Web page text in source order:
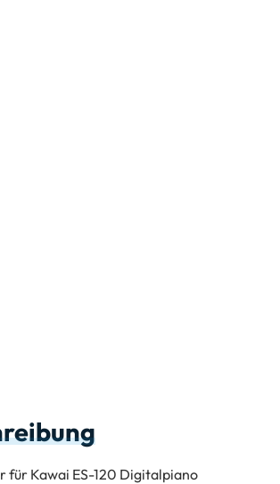
für Kawai ES-120 Digitalpiano